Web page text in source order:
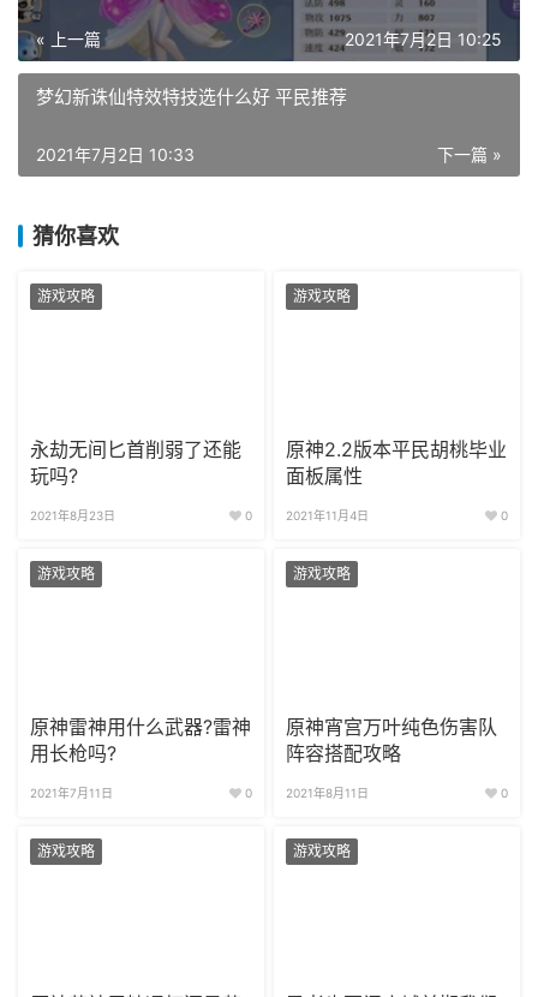
« 上一篇 2021年7月2日 10:25
梦幻新诛仙特效特技选什么好 平民推荐
下一篇 »
2021年7月2日 10:33
猜你喜欢
游戏攻略
永劫无间匕首削弱了还能
玩吗?
2021年8月23日 0
游戏攻略
原神2.2版本平民胡桃毕业
面板属性
2021年11月4日 0
游戏攻略
原神雷神用什么武器?雷神
用长枪吗?
2021年7月11日 0
游戏攻略
原神宵宫万叶纯色伤害队
阵容搭配攻略
2021年8月11日 0
游戏攻略 游戏攻略